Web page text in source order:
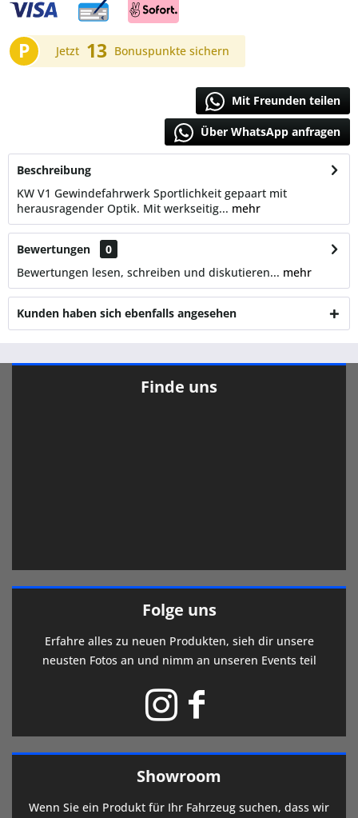
P Jetzt 13 Bonuspunkte sichern
Mit Freunden teilen
Über WhatsApp anfragen
Beschreibung
KW V1 Gewindefahrwerk Sportlichkeit gepaart mit
herausragender Optik. Mit werkseitig... mehr
Bewertungen
0
Bewertungen lesen, schreiben und diskutieren... mehr
Kunden haben sich ebenfalls angesehen
Finde uns
Folge uns
Erfahre alles zu neuen Produkten, sieh dir unsere
neusten Fotos an und nimm an unseren Events teil
Showroom
Wenn Sie ein Produkt für Ihr Fahrzeug suchen, dass wir